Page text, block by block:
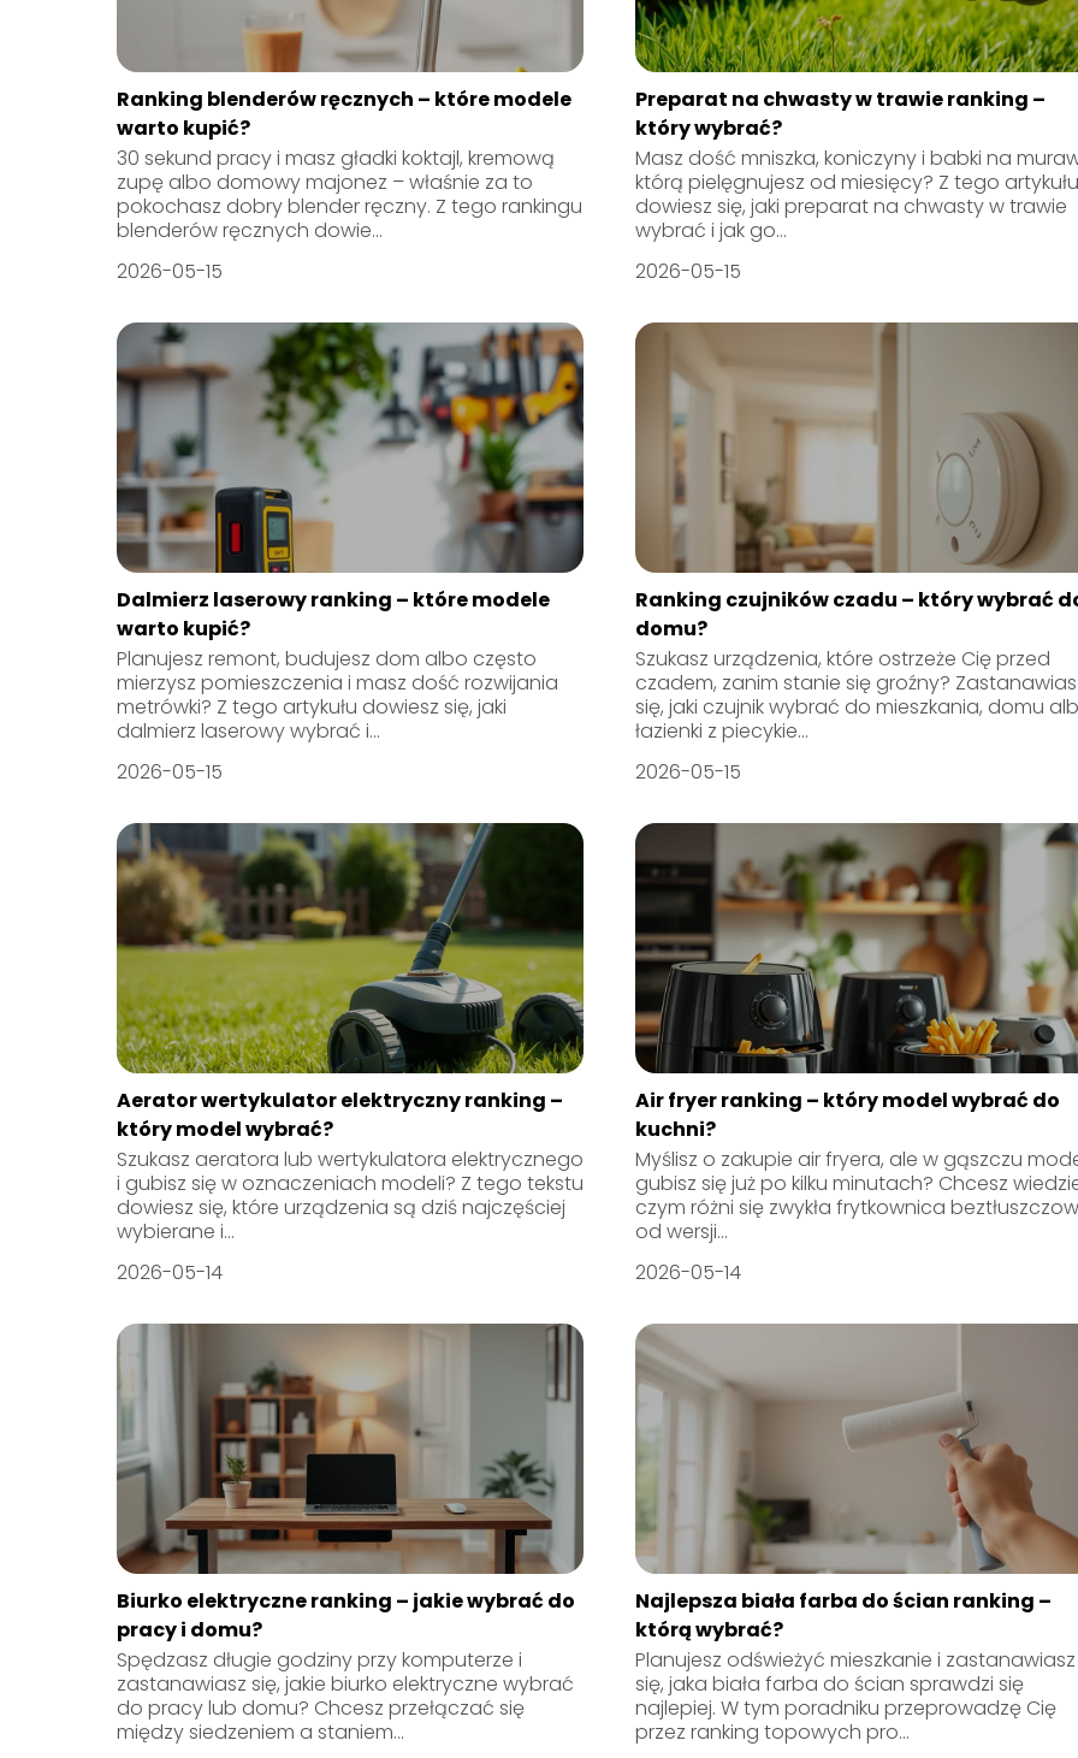
Ranking blenderów ręcznych – które modele
warto kupić?
30 sekund pracy i masz gładki koktajl, kremową
zupę albo domowy majonez – właśnie za to
pokochasz dobry blender ręczny. Z tego rankingu
blenderów ręcznych dowie...
2026-05-15
Preparat na chwasty w trawie ranking –
który wybrać?
Masz dość mniszka, koniczyny i babki na
którą pielęgnujesz od miesięcy? Z tego
dowiesz się, jaki preparat na chwasty w trawie
wybrać i jak go...
2026-05-15
Dalmierz laserowy ranking – które modele
warto kupić?
Planujesz remont, budujesz dom albo często
mierzysz pomieszczenia i masz dość rozwijania
metrówki? Z tego artykułu dowiesz się, jaki
dalmierz laserowy wybrać i...
2026-05-15
Ranking czujników czadu – który wybrać
domu?
Szukasz urządzenia, które ostrzeże Cię przed
czadem, zanim stanie się groźny?
się, jaki czujnik wybrać do mieszkania, domu
łazienki z piecykie...
2026-05-15
Aerator wertykulator elektryczny ranking –
który model wybrać?
Szukasz aeratora lub wertykulatora elektrycznego
i gubisz się w oznaczeniach modeli? Z tego tekstu
dowiesz się, które urządzenia są dziś najczęściej
wybierane i...
2026-05-14
Air fryer ranking – który model wybrać do
kuchni?
Myślisz o zakupie air fryera, ale w gąszczu
gubisz się już po kilku minutach? Chcesz
czym różni się zwykła frytkownica
od wersji...
2026-05-14
Biurko elektryczne ranking – jakie wybrać do
pracy i domu?
Spędzasz długie godziny przy komputerze i
zastanawiasz się, jakie biurko elektryczne wybrać
do pracy lub domu? Chcesz przełączać się
między siedzeniem a staniem...
Najlepsza biała farba do ścian ranking –
którą wybrać?
Planujesz odświeżyć mieszkanie i zastanawiasz
się, jaka biała farba do ścian sprawdzi się
najlepiej. W tym poradniku przeprowadzę Cię
przez ranking topowych pro...